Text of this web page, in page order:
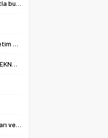
insan